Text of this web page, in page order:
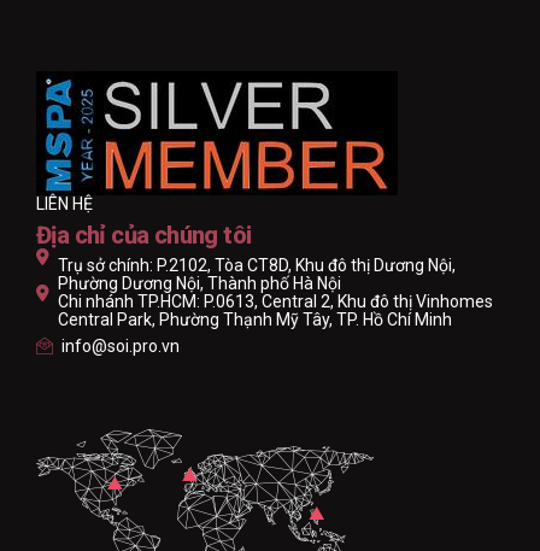
LIÊN HỆ
Địa chỉ của chúng tôi
Trụ sở chính: P.2102, Tòa CT8D, Khu đô thị Dương Nội,
Phường Dương Nội, Thành phố Hà Nội
Chi nhánh TP.HCM: P.0613, Central 2, Khu đô thị Vinhomes
Central Park, Phường Thạnh Mỹ Tây, TP. Hồ Chí Minh
info@soi.pro.vn